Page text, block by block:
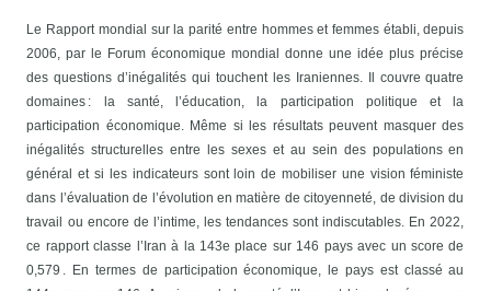
Le Rapport mondial sur la parité entre hommes et femmes établi, depuis
2006, par le Forum économique mondial donne une idée plus précise
des questions d’inégalités qui touchent les Iraniennes. Il couvre quatre
domaines : la santé, l’éducation, la participation politique et la
participation économique. Même si les résultats peuvent masquer des
inégalités structurelles entre les sexes et au sein des populations en
général et si les indicateurs sont loin de mobiliser une vision féministe
dans l’évaluation de l’évolution en matière de citoyenneté, de division du
travail ou encore de l’intime, les tendances sont indiscutables. En 2022,
ce rapport classe l’Iran à la 143e place sur 146 pays avec un score de
0,579 . En termes de participation économique, le pays est classé au